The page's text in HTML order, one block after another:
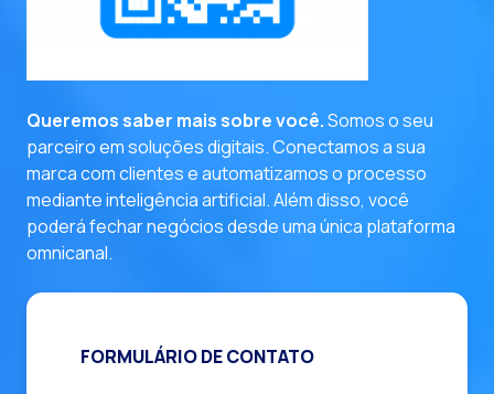
Queremos saber mais sobre você.Somos o seu
parceiro em soluções digitais. Conectamos a sua
marca com clientes e automatizamos o processo
mediante inteligência artificial. Além disso, você
poderá fechar negócios desde uma única plataforma
omnicanal.
FORMULÁRIO DE CONTATO